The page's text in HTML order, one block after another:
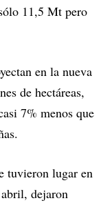
11,5 Mt pero
en la nueva
de hectáreas,
7% menos que
tuvieron lugar en
dejaron